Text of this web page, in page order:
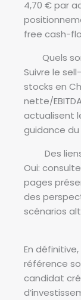
4,70 € par
free cash-
Quels
Suivre le
stocks en
nette/
actualisent
guidance
Des
Oui:
pages
des
scénarios
En définitive,
référence
candidat